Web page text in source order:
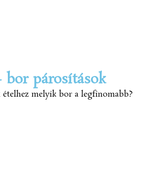
bor párosítások
melyik bor a legfinomabb?